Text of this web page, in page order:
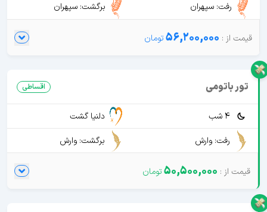
رفت: سپهران برگشت: سپهران
56,200,000
تور باتومی اقساطی
4 شب
دلنیا گشت
رفت: وارش
برگشت: وارش
50,500,000